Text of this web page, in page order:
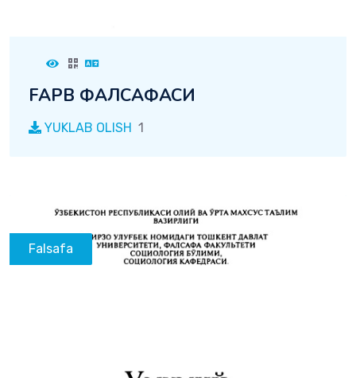
FAPB ФАЛСАФАСИ
YUKLAB OLISH 1
Falsafa